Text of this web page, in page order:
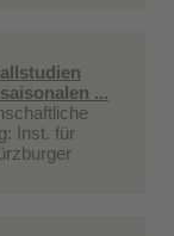
...
Inst. für